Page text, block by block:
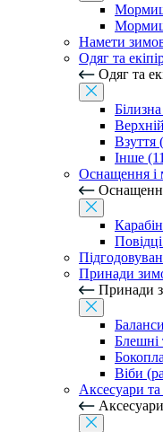
Намети
Одяг та
Одяг та
Взуття
Інше
Оснащення і
Принади
Принади
Блешні
Віби
Аксесуари